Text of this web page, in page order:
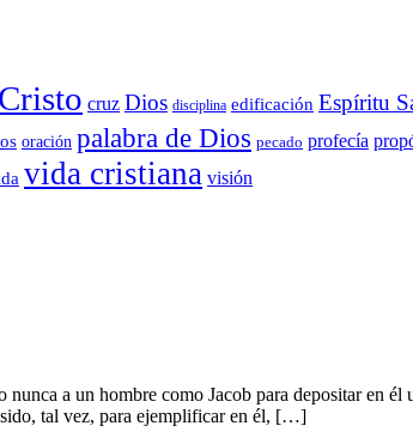
Cristo cruz Dios disciplina edificación Espíritu
oración palabra de Dios pecado profecía
vida cristiana visión
a un hombre como Jacob para depositar en
sido, tal vez, para ejemplificar en él, […]